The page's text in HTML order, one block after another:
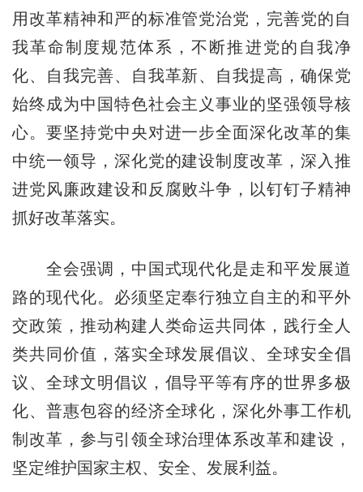
用改革精神和严的标准管党治党，完善党的自
我革命制度规范体系，不断推进党的自我净
化、自我完善、自我革新、自我提高，确保党
始终成为中国特色社会主义事业的坚强领导核
心。要坚持党中央对进一步全面深化改革的集
中统一领导，深化党的建设制度改革，深入推
进党风廉政建设和反腐败斗争，以钉钉子精神
抓好改革落实。
全会强调，中国式现代化是走和平发展道
路的现代化。必须坚定奉行独立自主的和平外
交政策，推动构建人类命运共同体，践行全人
类共同价值，落实全球发展倡议、全球安全倡
议、全球文明倡议，倡导平等有序的世界多极
化、普惠包容的经济全球化，深化外事工作机
制改革，参与引领全球治理体系改革和建设，
坚定维护国家主权、安全、发展利益。